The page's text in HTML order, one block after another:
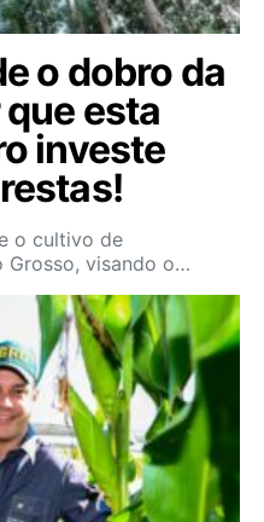
o dobro da
esta
investe
o cultivo de
visando o…